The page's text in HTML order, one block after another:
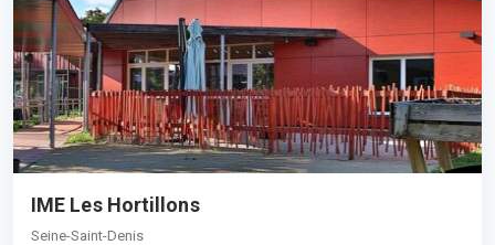
IME Les Hortillons
Seine-Saint-Denis